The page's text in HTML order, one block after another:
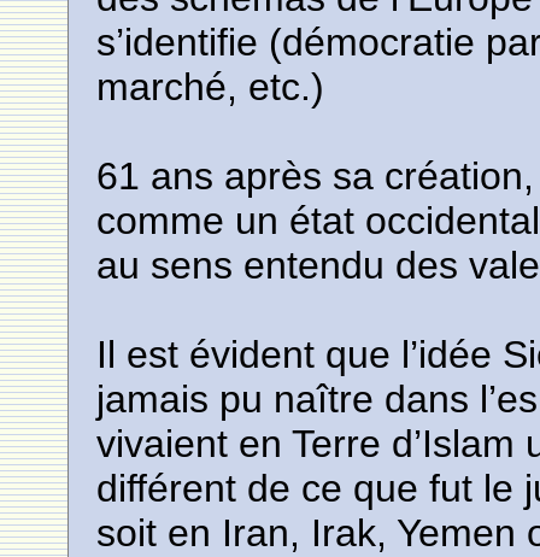
s’identifie (démocratie
marché, etc.)
61 ans après sa création,
comme un état
au sens entendu des
Il est évident que l’idée
jamais pu naître dans
vivaient en Terre
différent de ce que fut le
soit en Iran, Irak, Yemen